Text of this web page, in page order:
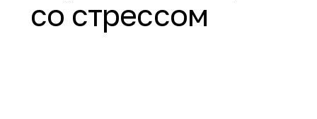
со стрессом